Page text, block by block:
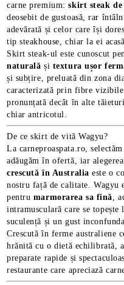
carne premium:skirt steak
deosebit de gustoasă, rar
adevărată și celor care își
tip steakhouse, chiar la ei
Skirt steak-ul este cunoscut
naturală și textura ușor
și subțire, preluată din zona
caracterizată prin fibre
pronunțată decât în alte
chiar antricotul.
De ce skirt de vită Wagyu?
La carneproaspata.ro,
adăugăm în ofertă, iar alegerea
crescută în Australia este o
nostru față de calitate. Wagyu
pentru marmorarea sa fină,
intramusculară care se
suculență și un gust
Crescută în ferme
hrănită cu o dietă echilibrată,
preparate rapide și
restaurante care apreciază